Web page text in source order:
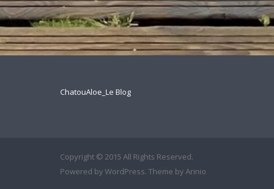
ChatouAloe_Le Blog
Copyright © 2015 All Rights Reserved.
Powered by WordPress. Theme by Arinio